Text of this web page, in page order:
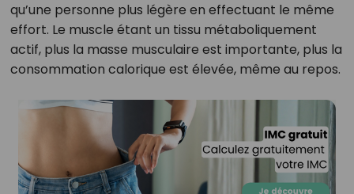
qu’une personne plus légère en effectuant le même
effort. Le muscle étant un tissu métaboliquement
actif, plus la masse musculaire est importante, plus la
consommation calorique est élevée, même au repos.